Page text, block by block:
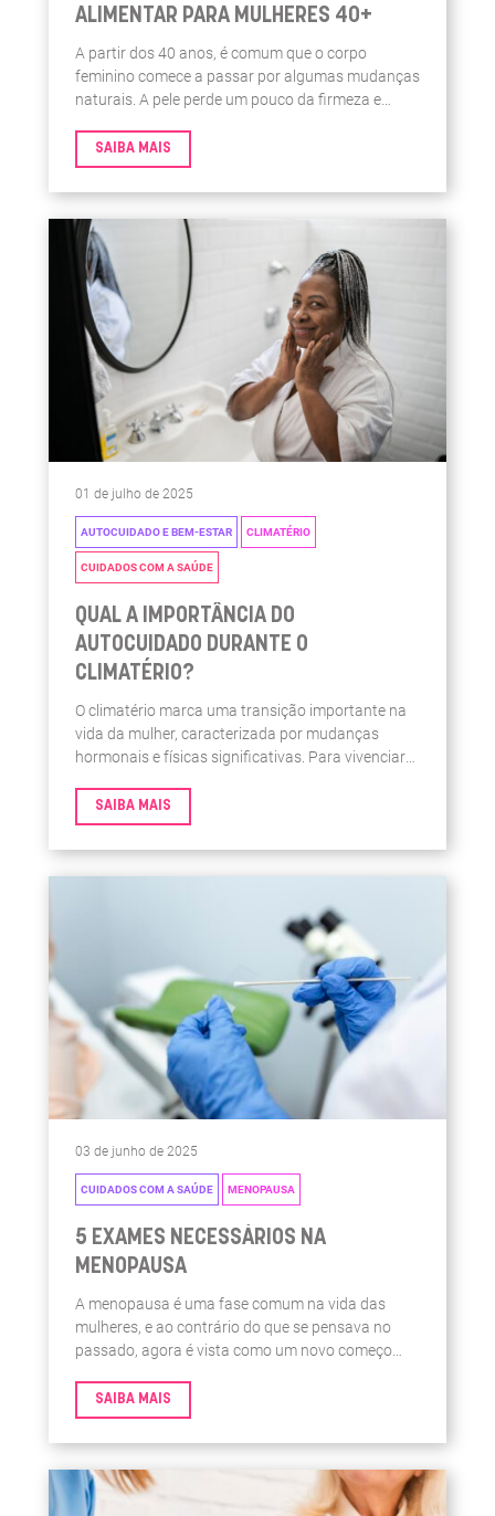
ALIMENTAR PARA MULHERES 40+
A partir dos 40 anos, é comum que o corpo
feminino comece a passar por algumas mudanças
naturais. A pele perde um pouco da firmeza e
frequência, o sono já não é tão reparador e as
articulações podem começar a dar sinais de
desconforto. Também é nesse período que podem
surgir alterações no humor, na concentração e até
na saúde do coração.
SAIBA MAIS
01 de julho de 2025
AUTOCUIDADO E BEM-ESTAR CLIMATÉRIO
CUIDADOS COM A SAÚDE
QUAL A IMPORTÂNCIA DO
AUTOCUIDADO DURANTE O
CLIMATÉRIO?
O climatério marca uma transição importante na
vida da mulher, caracterizada por mudanças
hormonais e físicas significativas. Para vivenciar
vitalidade, é crucial adotar práticas de
autocuidado que envolvam atenção ao corpo e à
realização de exames de rotina.1
SAIBA MAIS
03 de junho de 2025
CUIDADOS COM A SAÚDE MENOPAUSA
5 EXAMES NECESSÁRIOS NA
MENOPAUSA
A menopausa é uma fase comum na vida das
mulheres, e ao contrário do que se pensava no
passado, agora é vista como um novo começo
da expectativa de vida.
SAIBA MAIS